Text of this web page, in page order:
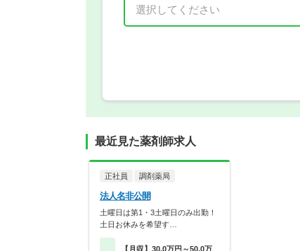
年 3月
最近見た薬剤師求人
正社員 調剤薬局
法人名非公開
土曜日は第1・3土曜日のみ出勤！
土日お休みを希望す…
【月収】30.0万円～50.0万